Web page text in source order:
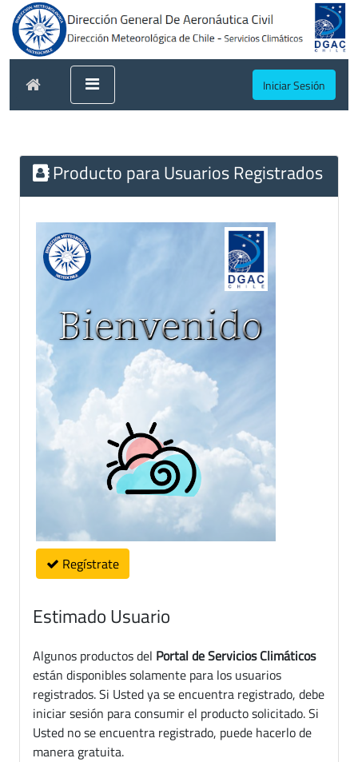
Iniciar Sesión
Producto para Usuarios Registrados
Regístrate
Estimado Usuario
Algunos productos del Portal de Servicios Climáticos
están disponibles solamente para los usuarios
registrados. Si Usted ya se encuentra registrado, debe
iniciar sesión para consumir el producto solicitado. Si
Usted no se encuentra registrado, puede hacerlo de
manera gratuita.